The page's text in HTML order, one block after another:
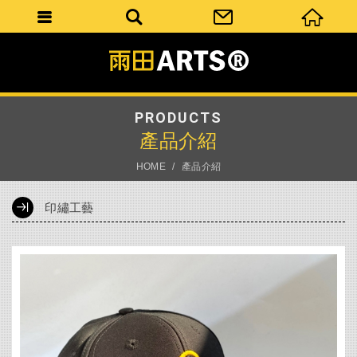
PRODUCTS
產品介紹
HOME 產品介紹
印繡工藝